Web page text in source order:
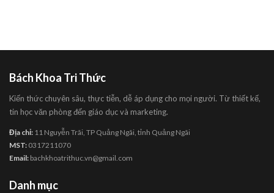
Bách Khoa Tri Thức
Kiến thức chuyên sâu, thực tiễn, dễ áp dụng cho mọi người. Từ thiết kế,
tin học văn phòng đến giáo dục và marketing.
Địa chỉ: 11 Nguyễn Trãi, TP Quảng Ngãi, tỉnh Quảng Ngãi
MST: 0317211070
Email: bachkhoatrithuc.vn@gmail.com
Danh mục